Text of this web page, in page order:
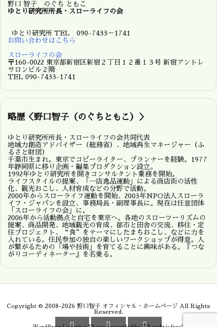
野口 智子 のぐち ともこ
ゆとり研究所所長・スローライフの会
ゆとり研究所 TEL 090-7433－1741
お問い合わせはこちら
スローライフの会
〒160-0022 東京都新宿区新宿２丁目１２番１３号 新宿アントレ
サロンビル２階
TEL 090-7433-1741
略歴＜野口智子（のぐちともこ）＞
ゆとり研究所所長・スローライフの会共同代表
地域力創造アドバイザー（総務省）、地域再生マネージャー（ふ
るさと財団）
千葉市生まれ。東京でコピーライター、プランナーを経験。1977
年静岡県に移り企画・編集プロダクション設立。
1992年ゆとり研究所を開きコンサルタント業務を開始。
ライフスタイルの提案、「一店逸品運動」による商店街の活性
化、観光おこし、人材育成などの分野で活動。
2000年からスローライフ運動を開始、2003年NPO法人スローラ
イフ・ジャパンを設立、事務局長・副理事長に。現在は任意団体
「スローライフの会」に。
2006年から活動拠点と自宅を東京へ。各地のスローツーリズムの
提案、商品開発、地域観光の育成、都市と田舎の交流、移住・定
住プロジェクト、“食”をテーマにしたまちおこし、などに力を
入れている。住民参加の独自の楽しいワークショップが得意。人
が繋がるための「場や技術」を育てることに興味がある。『つな
がりコーディネーター』を名乗る。
Copyright © 2008-2026 野口智子 オフィシャル・ホームページ All Rights
Reserved.
  